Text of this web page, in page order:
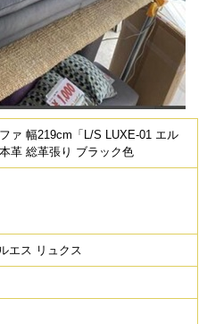
ァ 幅219cm「L/S LUXE-01 エル
革 総革張り ブラック色
エス リュクス